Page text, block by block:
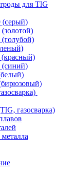
для TIG
газосварка)